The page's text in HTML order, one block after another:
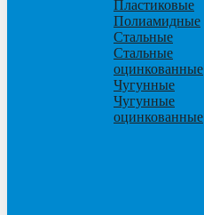
Пластиковые
Полиамидные
Стальные
Стальные
оцинкованные
Чугунные
Чугунные
оцинкованные